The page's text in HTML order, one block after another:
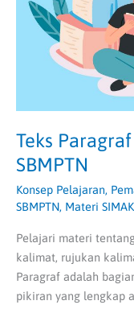
Teks
SBMPTN
Konsep Pelajaran,
SBMPTN, Materi
Pelajari materi
kalimat, rujukan
Paragraf adalah
pikiran yang lengkap
SBMPTN